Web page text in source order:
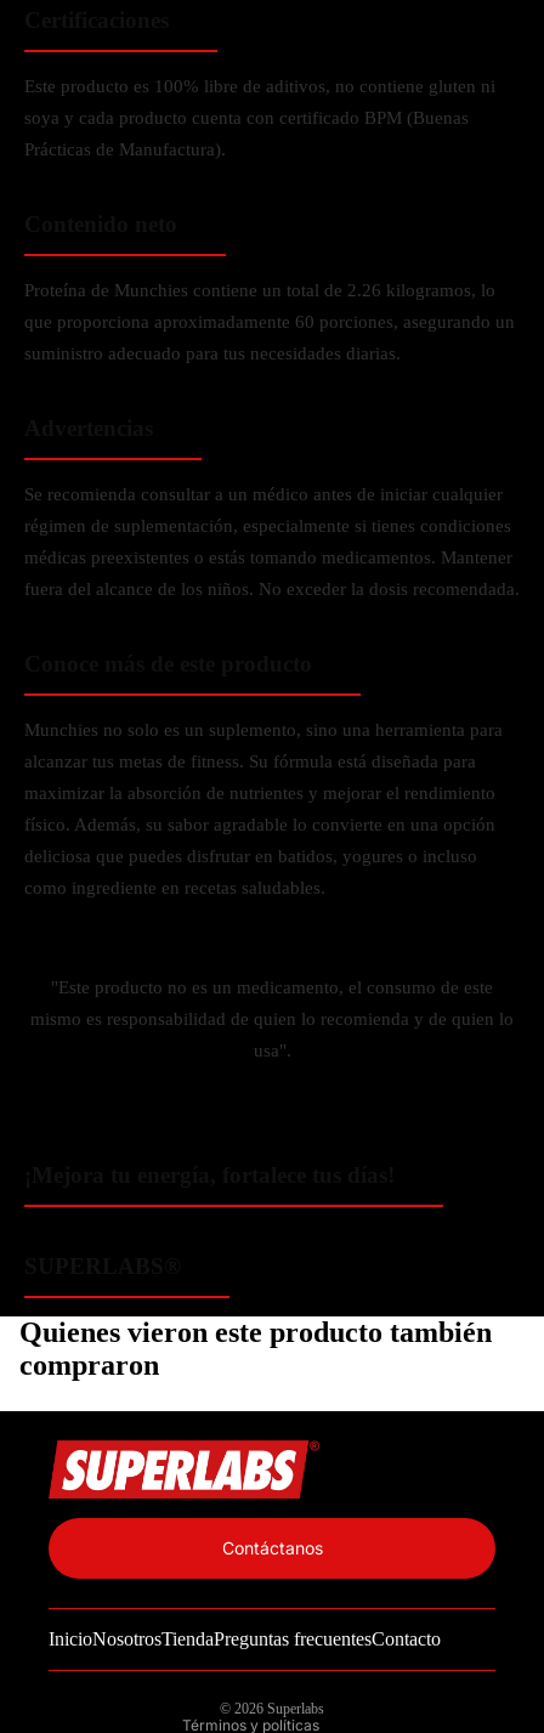
Este producto es 100% libre de aditivos, no contiene gluten ni
soya y cada producto cuenta con certificado BPM (Buenas
Prácticas de Manufactura).
Proteína de Munchies contiene un total de 2.26 kilogramos, lo
que proporciona aproximadamente 60 porciones, asegurando un
suministro adecuado para tus necesidades diarias.
Se recomienda consultar a un médico antes de iniciar cualquier
régimen de suplementación, especialmente si tienes condiciones
médicas preexistentes o estás tomando medicamentos. Mantener
fuera del alcance de los niños. No exceder la dosis recomendada.
Munchies no solo es un suplemento, sino una herramienta para
alcanzar tus metas de fitness. Su fórmula está diseñada para
maximizar la absorción de nutrientes y mejorar el rendimiento
físico. Además, su sabor agradable lo convierte en una opción
deliciosa que puedes disfrutar en batidos, yogures o incluso
como ingrediente en recetas saludables.
"Este producto no es un medicamento, el consumo de este
mismo es responsabilidad de quien lo recomienda y de quien lo
usa".
Quienes vieron este producto también
compraron
InicioNosotrosTiendaPreguntas frecuentesContacto
Contáctanos
© 2026 Superlabs
Términos y políticas
Información de contacto
Política de reembolso
Términos del servicio
Política de envío